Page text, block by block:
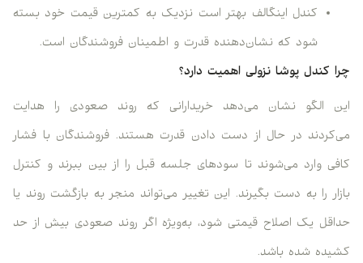
کندل اینگالف بهتر است نزدیک به کمترین قیمت خود بسته
شود که نشان‌دهنده قدرت و اطمینان فروشندگان است.
چرا کندل پوشا نزولی اهمیت دارد؟
این الگو نشان می‌دهد خریدارانی که روند صعودی را هدایت
می‌کردند در حال از دست دادن قدرت هستند. فروشندگان با فشار
کافی وارد می‌شوند تا سودهای جلسه قبل را از بین ببرند و کنترل
بازار را به دست بگیرند. این تغییر می‌تواند منجر به بازگشت روند یا
حداقل یک اصلاح قیمتی شود، به‌ویژه اگر روند صعودی بیش از حد
کشیده شده باشد.